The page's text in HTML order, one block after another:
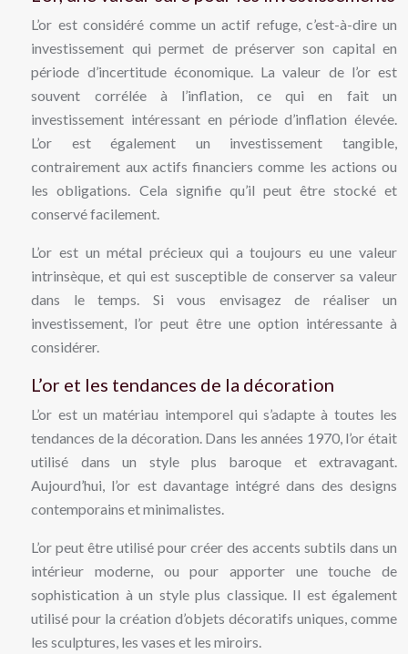
L’or est considéré comme un actif refuge, c’est-à-dire un
investissement qui permet de préserver son capital en
période d’incertitude économique. La valeur de l’or est
souvent corrélée à l’inflation, ce qui en fait un
investissement intéressant en période d’inflation élevée.
L’or est également un investissement tangible,
contrairement aux actifs financiers comme les actions ou
les obligations. Cela signifie qu’il peut être stocké et
conservé facilement.
L’or est un métal précieux qui a toujours eu une valeur
intrinsèque, et qui est susceptible de conserver sa valeur
dans le temps. Si vous envisagez de réaliser un
investissement, l’or peut être une option intéressante à
considérer.
L’or et les tendances de la décoration
L’or est un matériau intemporel qui s’adapte à toutes les
tendances de la décoration. Dans les années 1970, l’or était
utilisé dans un style plus baroque et extravagant.
Aujourd’hui, l’or est davantage intégré dans des designs
contemporains et minimalistes.
L’or peut être utilisé pour créer des accents subtils dans un
intérieur moderne, ou pour apporter une touche de
sophistication à un style plus classique. Il est également
utilisé pour la création d’objets décoratifs uniques, comme
les sculptures, les vases et les miroirs.